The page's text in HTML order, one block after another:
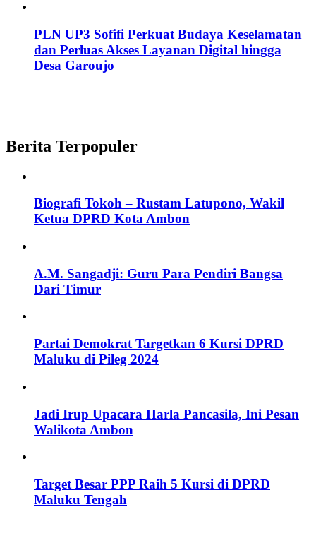
PLN UP3 Sofifi Perkuat Budaya Keselamatan
dan Perluas Akses Layanan Digital hingga
Desa Garoujo
Berita Terpopuler
Biografi Tokoh – Rustam Latupono, Wakil
Ketua DPRD Kota Ambon
A.M. Sangadji: Guru Para Pendiri Bangsa
Dari Timur
Partai Demokrat Targetkan 6 Kursi DPRD
Maluku di Pileg 2024
Jadi Irup Upacara Harla Pancasila, Ini Pesan
Walikota Ambon
Target Besar PPP Raih 5 Kursi di DPRD
Maluku Tengah